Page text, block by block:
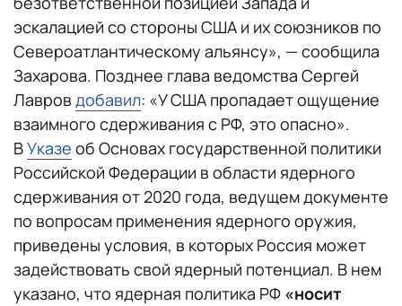
эскалацией со стороны США и их союзников по
Североатлантическому альянсу», — сообщила
Захарова. Позднее глава ведомства Сергей
Лавров добавил: «У США пропадает ощущение
взаимного сдерживания с РФ, это опасно».
ВУказе об Основах государственной политики
Российской Федерации в области ядерного
сдерживания от 2020 года, ведущем документе
по вопросам применения ядерного оружия,
приведены условия, в которых Россия может
задействовать свой ядерный потенциал. В нем
указано, что ядерная политика РФ «носит